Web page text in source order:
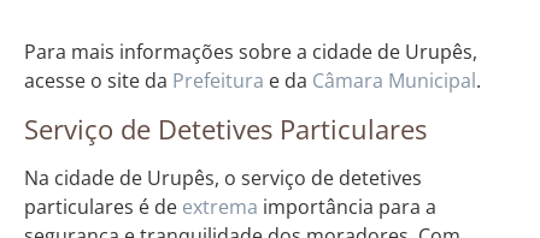
Para mais informações sobre a cidade de Urupês,
acesse o site da Prefeitura e da Câmara Municipal.
Serviço de Detetives Particulares
Na cidade de Urupês, o serviço de detetives
particulares é de extrema importância para a